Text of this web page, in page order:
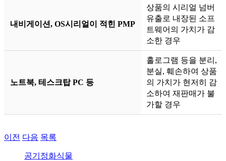
내비게이션, OS시리얼이 적힌 PMP
상품의 시리얼 넘버
유출로 내장된 소프
트웨어의 가치가 감
소한 경우
노트북, 테스크탑 PC 등
홀로그램 등을 분리,
분실, 훼손하여 상품
의 가치가 현저히 감
소하여 재판매가 불
가할 경우
이전 다음 목록
공기정화식물